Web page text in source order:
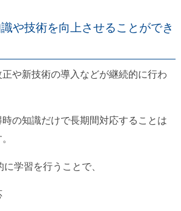
や技術を向上させることができ
や新技術の導入などが継続的に行わ
の知識だけで長期間対応することは
学習を行うことで、